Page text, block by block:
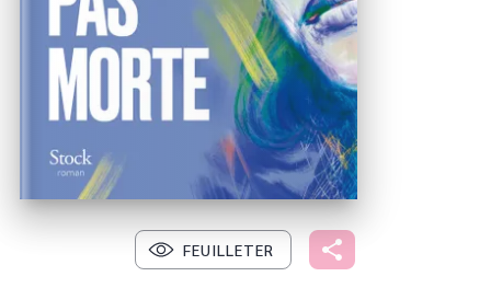
FEUILLETER